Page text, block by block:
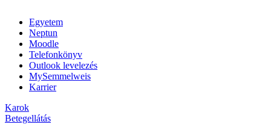
Egyetem
Neptun
Moodle
Telefonkönyv
Outlook levelezés
MySemmelweis
Karrier
Karok
Betegellátás